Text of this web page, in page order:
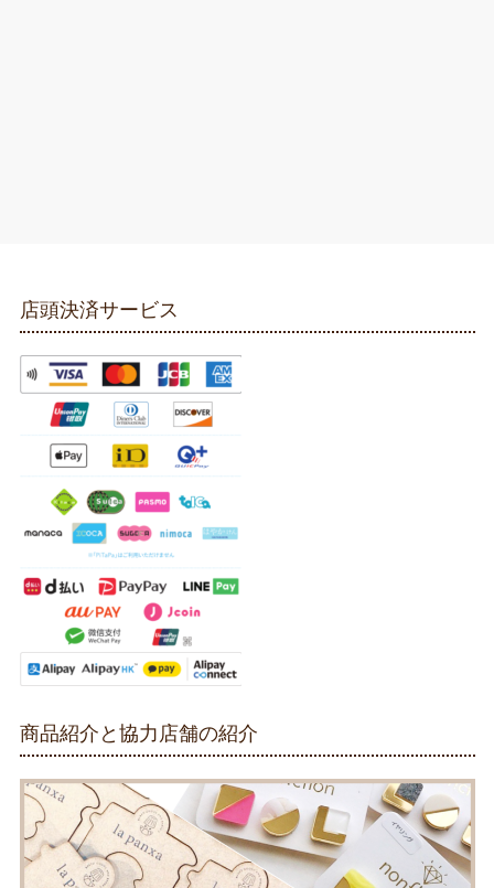
店頭決済サービス
商品紹介と協力店舗の紹介